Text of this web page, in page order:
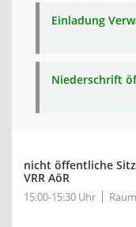
Einladung
Niederschrift
nicht öffentliche
VRR AöR
15:00-15:30 Uhr